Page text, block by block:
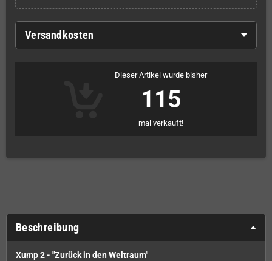
Versandkosten
Dieser Artikel wurde bisher
115
mal verkauft!
Beschreibung
Xump 2 - "Zurück in den Weltraum"